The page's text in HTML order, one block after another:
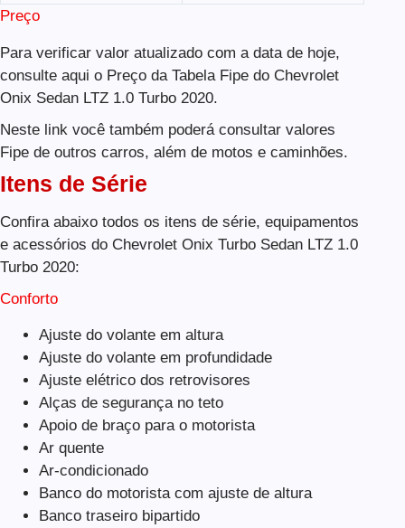
Preço
Para verificar valor atualizado com a data de hoje,
consulte aqui o Preço da Tabela Fipe do Chevrolet
Onix Sedan LTZ 1.0 Turbo 2020.
Neste link você também poderá consultar valores
Fipe de outros carros, além de motos e caminhões.
Itens de Série
Confira abaixo todos os itens de série, equipamentos
e acessórios do Chevrolet Onix Turbo Sedan LTZ 1.0
Turbo 2020:
Conforto
Ajuste do volante em altura
Ajuste do volante em profundidade
Ajuste elétrico dos retrovisores
Alças de segurança no teto
Apoio de braço para o motorista
Ar quente
Ar-condicionado
Banco do motorista com ajuste de altura
Banco traseiro bipartido